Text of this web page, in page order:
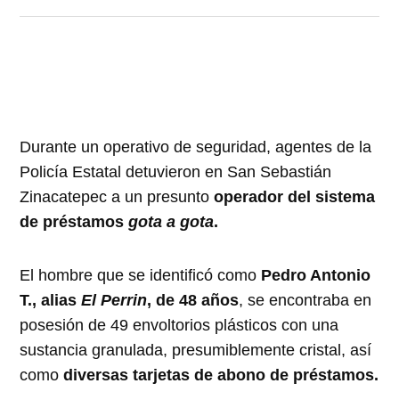
Durante un operativo de seguridad, agentes de la
Policía Estatal detuvieron en San Sebastián
Zinacatepec a un presuntooperador del sistema
de préstamosgota a gota.
El hombre que se identificó como Pedro Antonio
T., aliasEl Perrin, de 48 años, se encontraba en
posesión de 49 envoltorios plásticos con una
sustancia granulada, presumiblemente cristal, así
como diversas tarjetas de abono de préstamos.